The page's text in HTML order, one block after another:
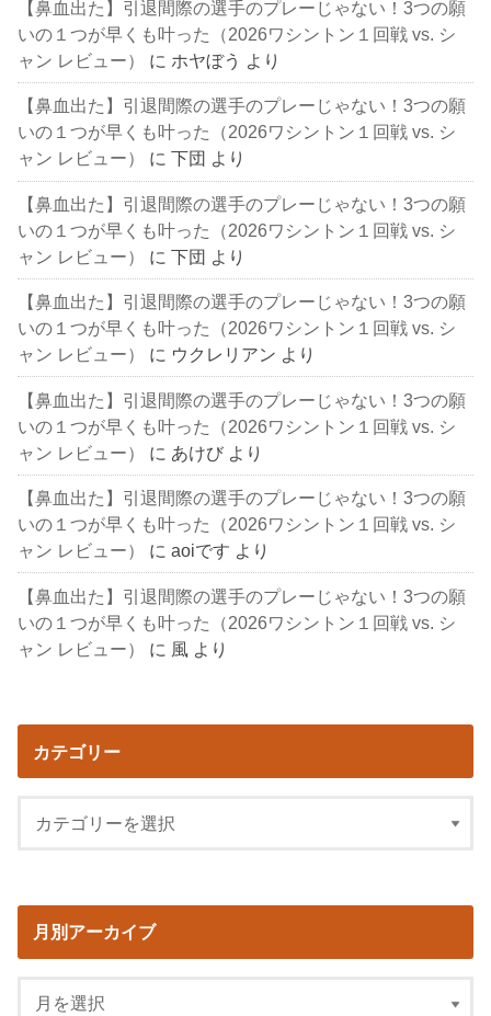
【鼻血出た】引退間際の選手のプレーじゃない！3つの願
いの１つが早くも叶った（2026ワシントン１回戦 vs. シ
ャン レビュー）
に ホヤぼう より
【鼻血出た】引退間際の選手のプレーじゃない！3つの願
いの１つが早くも叶った（2026ワシントン１回戦 vs. シ
ャン レビュー）
に下団 より
【鼻血出た】引退間際の選手のプレーじゃない！3つの願
いの１つが早くも叶った（2026ワシントン１回戦 vs. シ
ャン レビュー）
に下団 より
【鼻血出た】引退間際の選手のプレーじゃない！3つの願
いの１つが早くも叶った（2026ワシントン１回戦 vs. シ
ャン レビュー）
に ウクレリアン より
【鼻血出た】引退間際の選手のプレーじゃない！3つの願
いの１つが早くも叶った（2026ワシントン１回戦 vs. シ
ャン レビュー）
に あけび より
【鼻血出た】引退間際の選手のプレーじゃない！3つの願
いの１つが早くも叶った（2026ワシントン１回戦 vs. シ
ャン レビュー）
にaoiです より
【鼻血出た】引退間際の選手のプレーじゃない！3つの願
いの１つが早くも叶った（2026ワシントン１回戦 vs. シ
ャン レビュー）
に 風 より
カテゴリー
月別アーカイブ